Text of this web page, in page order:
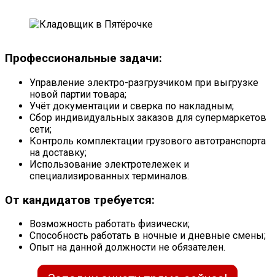
Профессиональные задачи:
Управление электро-разгрузчиком при выгрузке
новой партии товара;
Учёт документации и сверка по накладным;
Сбор индивидуальных заказов для супермаркетов
сети;
Контроль комплектации грузового автотранспорта
на доставку;
Использование электротележек и
специализированных терминалов.
От кандидатов требуется:
Возможность работать физически;
Способность работать в ночные и дневные смены;
Опыт на данной должности не обязателен.